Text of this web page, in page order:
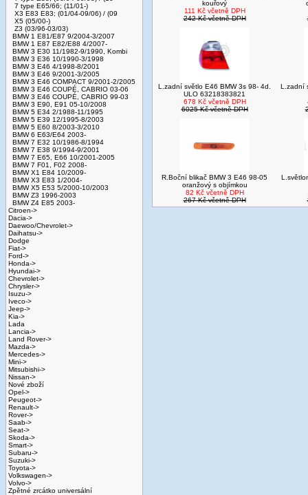
7 type E65/66; (11/01-)
X3 E83 E83; (01/04-09/06) / (09
X5 (05/00-)
Z3 (03/96-03/03)
BMW 1 E81/E87 9/2004-3/2007
BMW 1 E87 E82/E88 4/2007-
BMW 3 E30 11/1982-9/1990, Kombi
BMW 3 E36 10/1990-3/1998
BMW 3 E46 4/1998-8/2001
BMW 3 E46 9/2001-3/2005
BMW 3 E46 COMPACT 9/2001-2/2005
BMW 3 E46 COUPÉ, CABRIO 03-06
BMW 3 E46 COUPÉ, CABRIO 99-03
BMW 3 E90, E91 05-10/2008
BMW 5 E34 2/1988-11/1995
BMW 5 E39 12/1995-8/2003
BMW 5 E60 8/2003-3/2010
BMW 6 E63/E64 2003-
BMW 7 E32 10/1986-8/1994
BMW 7 E38 9/1994-9/2001
BMW 7 E65, E66 10/2001-2005
BMW 7 F01, F02 2008-
BMW X1 E84 10/2009-
BMW X3 E83 1/2004-
BMW X5 E53 5/2000-10/2003
BMW Z3 1996-2003
BMW Z4 E85 2003-
Citroen->
Dacia->
Daewoo/Chevrolet->
Daihatsu->
Dodge
Fiat->
Ford->
Honda->
Hyundai->
Chevrolet->
Chrysler->
Isuzu->
Iveco->
Jeep->
Kia->
Lada
Lancia->
Land Rover->
Mazda->
Mercedes->
Mini->
Mitsubishi->
Nissan->
Nové zboží
Opel->
Peugeot->
Renault->
Rover->
Saab->
Seat->
Skoda->
Smart->
Subaru->
Suzuki->
Toyota->
Volkswagen->
Volvo->
Zpětné zrcátko universální
kouřový
111 Kč včetně DPH
242 Kč včetně DPH
L.zadní světlo E46 BMW 3s 98- 4d.
ULO 63218383821
678 Kč včetně DPH
6025 Kč včetně DPH
L.zadní
R.Boční blikač BMW 3 E46 98-05
oranžový s objímkou
82 Kč včetně DPH
267 Kč včetně DPH